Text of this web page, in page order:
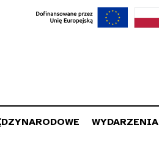
WYDARZENIA